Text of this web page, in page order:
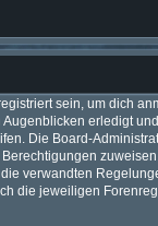
sein, um dich
erledigt
Die Board-
verwandten
die jeweiligen